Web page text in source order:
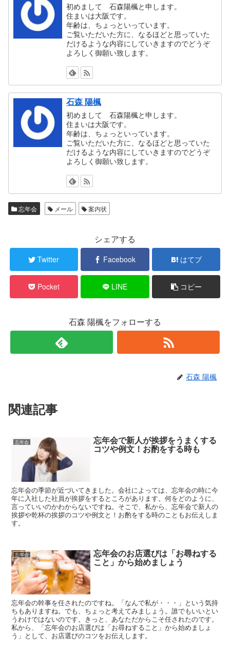
初めまして 石森陽楓と申します。
住まいは大阪です。
年齢は、ちょっといっています。
ご覧いただいた方に、なるほどと思っていた
だけるような内容にしていきますのでどうぞ
よろしく御願い致します。
石森 陽楓
初めまして 石森陽楓と申します。
住まいは大阪です。
年齢は、ちょっといっています。
ご覧いただいた方に、なるほどと思っていた
だけるような内容にしていきますのでどうぞ
よろしく御願い致します。
忘年会 メール 案内状
シェアする
Twitter Facebook はてブ
Pocket LINE コピー
石森 陽楓をフォローする
石森 陽楓
関連記事
忘年会 忘年会で新人が挨拶をうまくする
コツや例文！お酌をする時も
忘年会の季節が近づいてきました。会社によっては、忘年会の時に今
年に入社した社員が挨拶をするところがあります。何をどのように、
言っていいのかわからないですね。そこで、私から、忘年会で新人の
挨拶や乾杯の挨拶のコツや例文と！お酌をする時のこともお伝えしま
す。
忘年会 忘年会のお店選びは「お尋ねする
こと」から始めましょう
忘年会の幹事を任されたのですね。「なんで私が・・・」という気持
ちもありますね。でも、ちょっと考えてみましょう。誰でもいいとい
うわけではないのです。きっと、あなただからこそ任されたのです。
私から、「忘年会のお店選びは「お尋ねすること」から始めましょ
う」として、お店選びのコツをお伝えします。